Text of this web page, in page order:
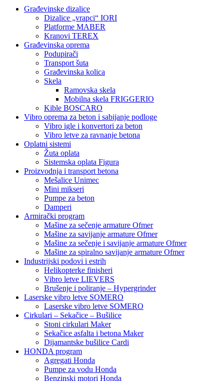
Građevinske dizalice
Dizalice „vrapci“ IORI
Platforme MABER
Kranovi TEREX
Građevinska oprema
Podupirači
Transport šuta
Građevinska kolica
Skela
Ramovska skela
Mobilna skela FRIGGERIO
Kible BOSCARO
Vibro oprema za beton i sabijanje podloge
Vibro igle i konvertori za beton
Vibro letve za ravnanje betona
Oplatni sistemi
Žuta oplata
Sistemska oplata Figura
Proizvodnja i transport betona
Mešalice Unimec
Mini mikseri
Pumpe za beton
Damperi
Armirački program
Mašine za sečenje armature Ofmer
Mašine za savijanje armature Ofmer
Mašine za sečenje i savijanje armature Ofmer
Mašine za spiralno savijanje armature Ofmer
Industrijski podovi i estrih
Helikopterke finisheri
Vibro letve LIEVERS
Brušenje i poliranje – Hypergrinder
Laserske vibro letve SOMERO
Laserske vibro letve SOMERO
Cirkulari – Sekačice – Bušilice
Stoni cirkulari Maker
Sekačice asfalta i betona Maker
Dijamantske bušilice Cardi
HONDA program
Agregati Honda
Pumpe za vodu Honda
Benzinski motori Honda